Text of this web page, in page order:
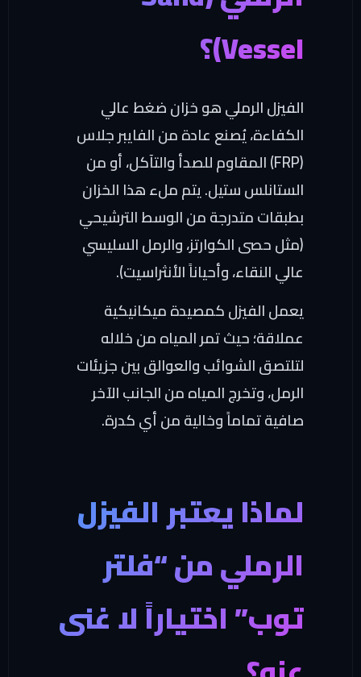
Vessel)؟
الفيزل الرملي هو خزان ضغط عالي
الكفاءة، يُصنع عادة من الفايبر جلاس
(FRP) المقاوم للصدأ والتآكل، أو من
الستانلس ستيل. يتم ملء هذا الخزان
بطبقات متدرجة من الوسط الترشيحي
(مثل حصى الكوارتز، والرمل السليسي
عالي النقاء، وأحياناً الأنثراسيت).
يعمل الفيزل كمصيدة ميكانيكية
عملاقة؛ حيث تمر المياه من خلاله
لتلتصق الشوائب والعوالق بين جزيئات
الرمل، وتخرج المياه من الجانب الآخر
صافية تماماً وخالية من أي كدرة.
لماذا يعتبر الفيزل
الرملي من “فلتر
توب” اختياراً لا غنى